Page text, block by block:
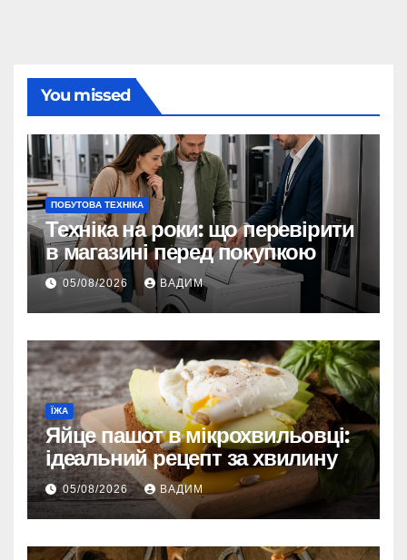
You missed
ПОБУТОВА ТЕХНІКА
Техніка на роки: що перевірити
в магазині перед покупкою
05/08/2026 ВАДИМ
ЇЖА
Яйце пашот в мікрохвильовці:
ідеальний рецепт за хвилину
05/08/2026 ВАДИМ